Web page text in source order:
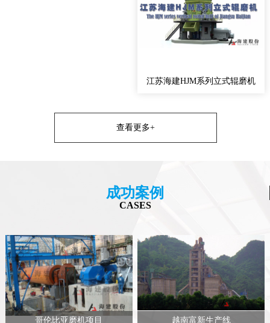
江苏海建HJM系列立式辊磨机
查看更多+
成功案例
CASES
哥伦比亚磨机项目 越南富新生产线